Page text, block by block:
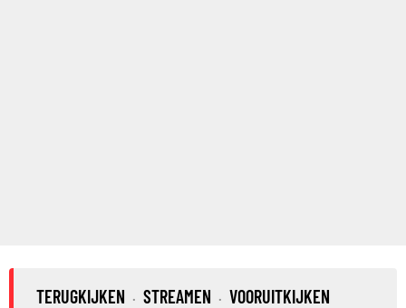
TERUGKIJKEN · STREAMEN · VOORUITKIJKEN